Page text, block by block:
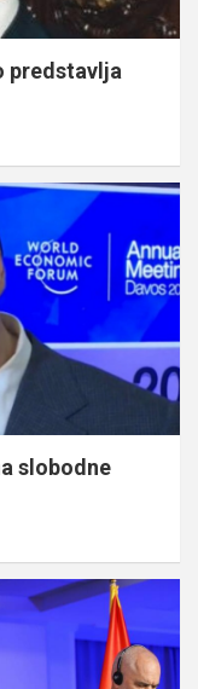
predstavlja
slobodne